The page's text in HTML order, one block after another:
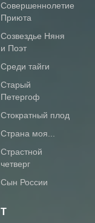
Совершеннолетие
Приюта
Созвездье Няня
и Поэт
Среди тайги
Старый
Петергоф
Стократный плод
Страна моя...
Страстной
четверг
Сын России
Т